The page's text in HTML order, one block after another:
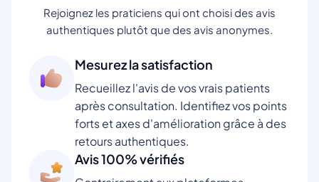
Rejoignez les praticiens qui ont choisi des avis
authentiques plutôt que des avis anonymes.
Mesurez la satisfaction
Recueillez l'avis de vos vrais patients
après consultation. Identifiez vos points
forts et axes d'amélioration grâce à des
retours authentiques.
Avis 100% vérifiés